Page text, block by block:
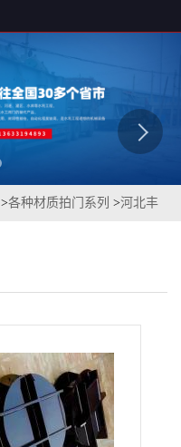
>各种材质拍门系列 >河北丰